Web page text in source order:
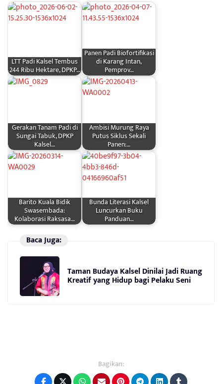
LTT Padi Kalsel Tembus
244 Ribu Hektare, DPKP…
Panen Padi Biofortifikasi
di Karang Intan,
Pemprov…
Gerakan Tanam Padi di
Sungai Tabuk, DPKP
Kalsel…
Ambisi Murung Raya
Putus Siklus Sekali
Panen:…
Barito Kuala Bidik
Swasembada:
Kolaborasi Raksasa…
Bunda Literasi Kalsel
Luncurkan Buku
Panduan…
Baca Juga:
Taman Budaya Kalsel Dinilai Jadi Ruang
Kreatif yang Hidup bagi Pelaku Seni
Bagikan: